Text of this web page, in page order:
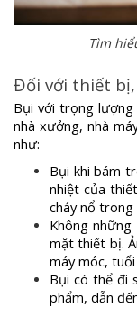
Tìm
Đối với thiết
Bụi với trọng
nhà xưởng, nhà
như:
Bụi khi bám
nhiệt của
cháy nổ trong
Không
mặt thiết bị.
máy móc,
Bụi có thể đi
phẩm, dẫn